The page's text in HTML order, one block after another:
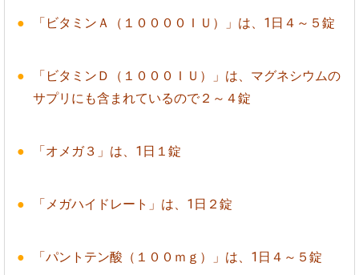
「ビタミンＡ（１００００ＩＵ）」は、1日４～５錠
「ビタミンＤ（１０００ＩＵ）」は、マグネシウムの
サプリにも含まれているので２～４錠
「オメガ３」は、1日１錠
「メガハイドレート」は、1日２錠
「パントテン酸（１００ｍｇ）」は、1日４～５錠